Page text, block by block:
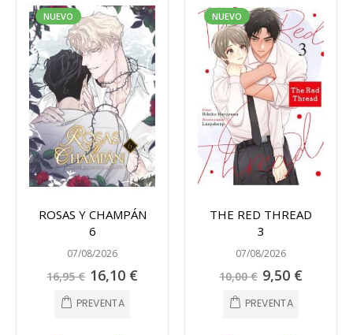
NUEVO
ROSAS Y CHAMPÁN
6
07/08/2026
16,95 € Precio
especial
16,10 €
PREVENTA
NUEVO
THE RED THREAD
3
07/08/2026
10,00 € Precio
especial
9,50 €
PREVENTA